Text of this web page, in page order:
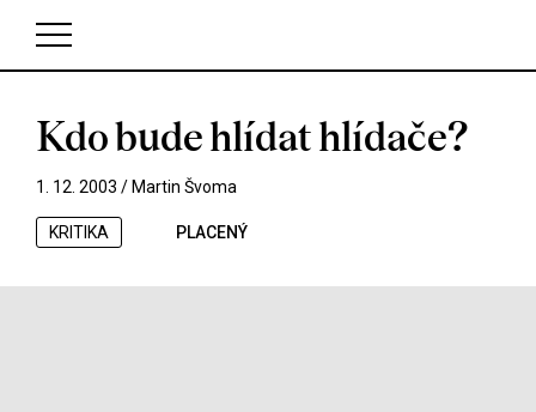
V košíku zatím nemáte žádné položky.
Kdo bude hlídat hlídače?
1. 12. 2003 / Martin Švoma
KRITIKA PLACENÝ